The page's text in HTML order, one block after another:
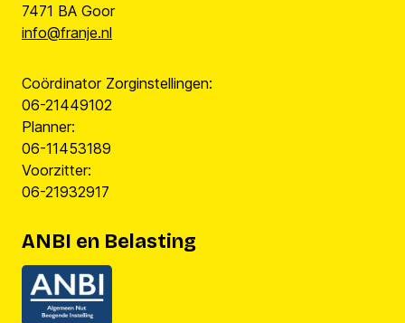
7471 BA Goor
info@franje.nl
Coördinator Zorginstellingen:
06-21449102
Planner:
06-11453189
Voorzitter:
06-21932917
ANBI en Belasting